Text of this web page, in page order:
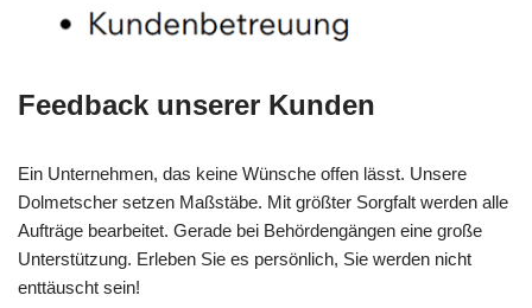
Feedback unserer Kunden
Ein Unternehmen, das keine Wünsche offen lässt. Unsere
Dolmetscher setzen Maßstäbe. Mit größter Sorgfalt werden alle
Aufträge bearbeitet. Gerade bei Behördengängen eine große
Unterstützung. Erleben Sie es persönlich, Sie werden nicht
enttäuscht sein!